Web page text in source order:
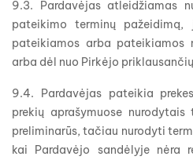
9.3. Pardavėjas atleidžiamas
pateikimo terminų pažeidimą,
pateikiamos arba
arba dėl nuo Pirkėjo
9.4. Pardavėjas pateikia
prekių aprašymuose
preliminarūs, tačiau nurodyti
kai Pardavėjo sandėlyje nėra